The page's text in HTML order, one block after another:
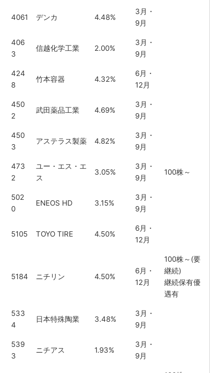
4061 デンカ 4.48%
3月・
9月
406
3
信越化学工業 2.00%
3月・
9月
424
8
竹本容器 4.32%
6月・
12月
450
2
武田薬品工業 4.69%
3月・
9月
450
3
アステラス製薬 4.82%
3月・
9月
473
2
ユー・エス・エ
ス
3.05%
3月・
9月
100株～
502
0
ENEOS HD 3.15%
3月・
9月
5105 TOYO TIRE 4.50%
6月・
12月
5184 ニチリン 4.50%
6月・
12月
100株～(要
継続)
継続保有優
遇有
533
4
日本特殊陶業 3.48%
3月・
9月
539
3
ニチアス 1.93%
3月・
9月